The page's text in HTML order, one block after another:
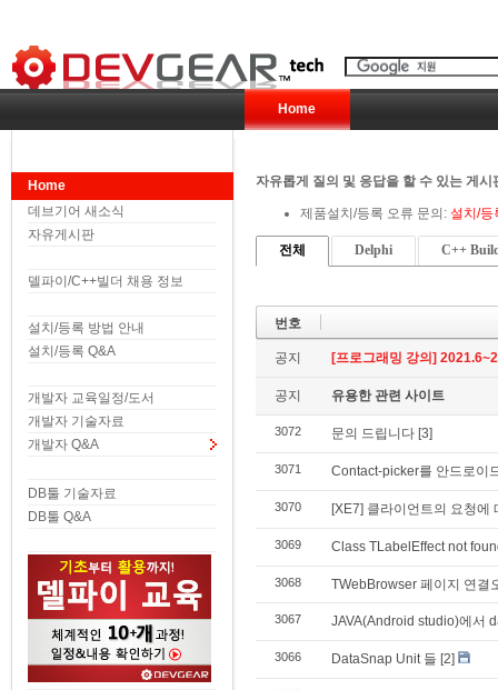
Home
Home
데브기어 새소식
자유게시판
델파이/C++빌더 채용 정보
설치/등록 방법 안내
설치/등록 Q&A
개발자 교육일정/도서
개발자 기술자료
개발자 Q&A
DB툴 기술자료
DB툴 Q&A
자유롭게 질의 및 응답을 할 수 있는 게
제품설치/등록 오류 문의: 설치/등
전체 Delphi C++
번호
공지 [프로그래밍 강의]
공지 유용한 관련 사이트
3072 문의 드립니다 [3]
3071 Contact-picker를 안드로이
3070 [XE7] 클라이언트의 요청에
3069 Class TLabelEffect not
3068 TWebBrowser 페이지 연결
3067 JAVA(Android studio)에서
3066 DataSnap Unit 들 [2]